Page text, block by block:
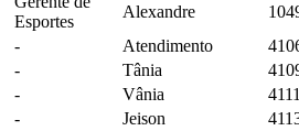
Esportes
Alexandre
- Atendimento
- Tânia
- Vânia
- Jeison